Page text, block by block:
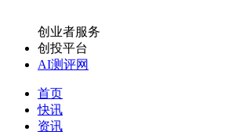
创业者服务
创投平台
AI测评网
首页
快讯
资讯